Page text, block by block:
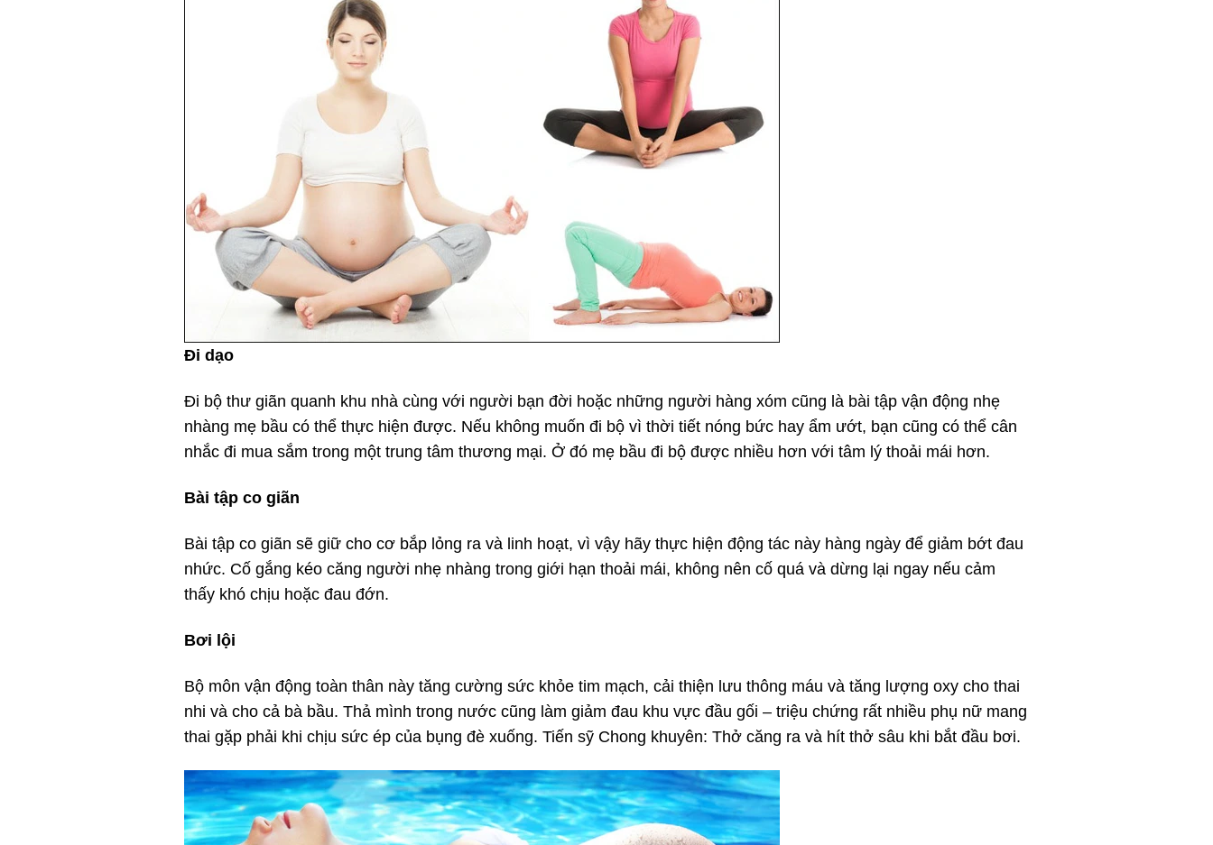
Đi dạo
Đi bộ thư giãn quanh khu nhà cùng với người bạn đời hoặc những người hàng xóm cũng là bài tập vận động nhẹ
nhàng mẹ bầu có thể thực hiện được. Nếu không muốn đi bộ vì thời tiết nóng bức hay ẩm ướt, bạn cũng có thể cân
nhắc đi mua sắm trong một trung tâm thương mại. Ở đó mẹ bầu đi bộ được nhiều hơn với tâm lý thoải mái hơn.
Bài tập co giãn
Bài tập co giãn sẽ giữ cho cơ bắp lỏng ra và linh hoạt, vì vậy hãy thực hiện động tác này hàng ngày để giảm bớt đau
nhức. Cố gắng kéo căng người nhẹ nhàng trong giới hạn thoải mái, không nên cố quá và dừng lại ngay nếu cảm
thấy khó chịu hoặc đau đớn.
Bơi lội
Bộ môn vận động toàn thân này tăng cường sức khỏe tim mạch, cải thiện lưu thông máu và tăng lượng oxy cho thai
nhi và cho cả bà bầu. Thả mình trong nước cũng làm giảm đau khu vực đầu gối – triệu chứng rất nhiều phụ nữ mang
thai gặp phải khi chịu sức ép của bụng đè xuống. Tiến sỹ Chong khuyên: Thở căng ra và hít thở sâu khi bắt đầu bơi.